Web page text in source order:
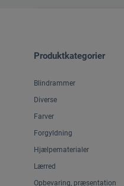
Produktkategorier
Blindrammer
Diverse
Farver
Forgyldning
Hjælpematerialer
Lærred
Opbevaring, præsentation